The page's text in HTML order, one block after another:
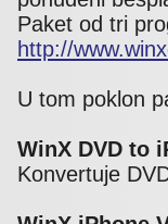
Paket od tri
http://
U tom poklon
WinX DVD to
Konvertuje